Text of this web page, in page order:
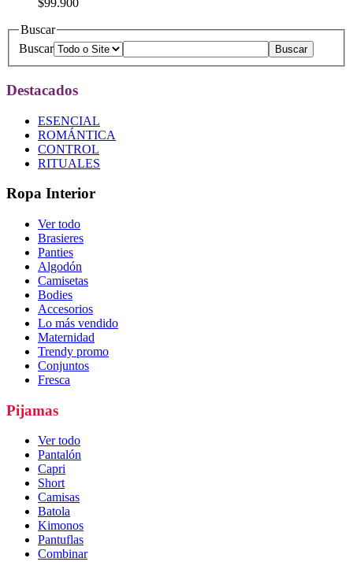
Buscar
Buscar
Destacados
ESENCIAL
ROMÁNTICA
CONTROL
RITUALES
Ropa Interior
Ver todo
Brasieres
Panties
Algodón
Camisetas
Bodies
Accesorios
Lo más vendido
Maternidad
Trendy promo
Conjuntos
Fresca
Pijamas
Ver todo
Pantalón
Capri
Short
Camisas
Batola
Kimonos
Pantuflas
Combinar